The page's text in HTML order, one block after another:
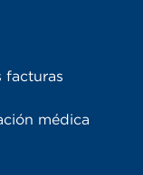
facturas
médica